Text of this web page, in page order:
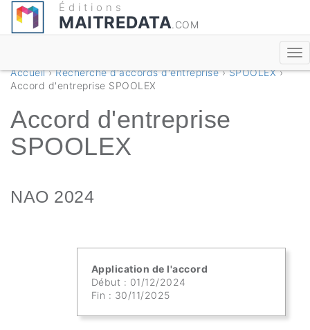
Éditions
MAITREDATA.COM
Accueil›Recherche d'accords d'entreprise›SPOOLEX›
Accord d'entreprise SPOOLEX
Accord d'entreprise
SPOOLEX
NAO 2024
Application de l'accord
Début : 01/12/2024
Fin : 30/11/2025